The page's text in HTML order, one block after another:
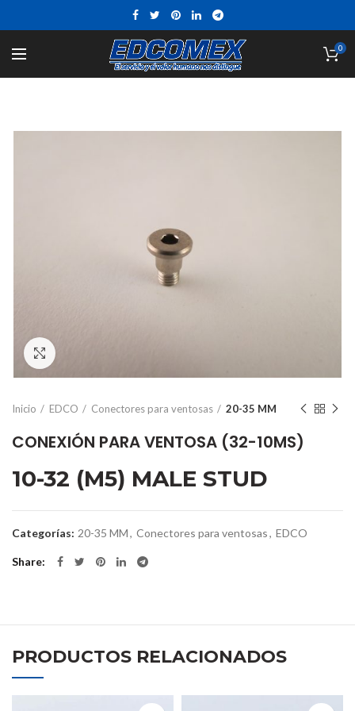
0
Inicio EDCO Conectores para ventosas 20-35 MM
CONEXIÓN PARA VENTOSA (32-10MS)
10-32 (M5) MALE STUD
Categorías: 20-35 MM, Conectores para ventosas, EDCO
Share
PRODUCTOS RELACIONADOS